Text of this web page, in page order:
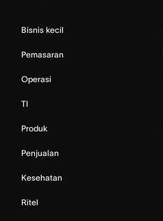
Bisnis kecil
Pemasaran
Operasi
TI
Produk
Penjualan
Kesehatan
Ritel